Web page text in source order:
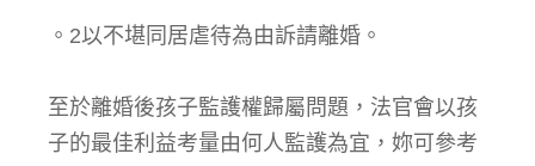
。2以不堪同居虐待為由訴請離婚。
至於離婚後孩子監護權歸屬問題，法官會以孩
子的最佳利益考量由何人監護為宜，妳可參考